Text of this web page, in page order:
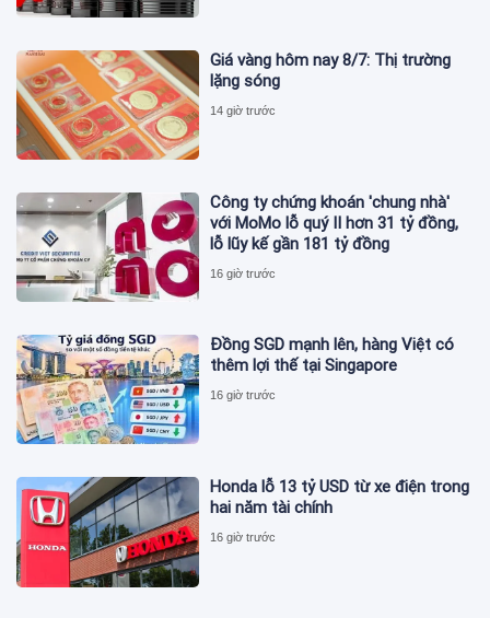
Giá vàng hôm nay 8/7: Thị trường
lặng sóng
14 giờ trước
Công ty chứng khoán 'chung nhà'
với MoMo lỗ quý II hơn 31 tỷ đồng,
lỗ lũy kế gần 181 tỷ đồng
16 giờ trước
Đồng SGD mạnh lên, hàng Việt có
thêm lợi thế tại Singapore
16 giờ trước
Honda lỗ 13 tỷ USD từ xe điện trong
hai năm tài chính
16 giờ trước